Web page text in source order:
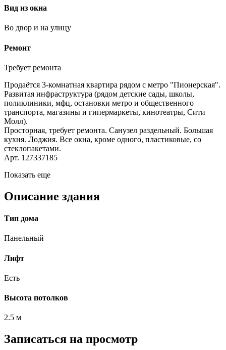
Вид из окна
Во двор и на улицу
Ремонт
Требует ремонта
Продаётся 3-комнатная квартира рядом с метро "Пионерская".
Развитая инфраструктура (рядом детские сады, школы,
поликлиники, мфц, остановки метро и общественного
транспорта, магазины и гипермаркеты, кинотеатры, Сити
Молл).
Просторная, требует ремонта. Санузел раздельный. Большая
кухня. Лоджия. Все окна, кроме одного, пластиковые, со
стеклопакетами.
Арт. 127337185
Показать еще
Описание здания
Тип дома
Панельный
Лифт
Есть
Высота потолков
2.5 м
Записаться на просмотр